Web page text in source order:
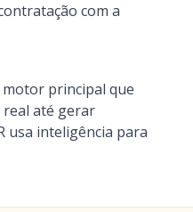
com a
motor principal que
real até gerar
usa inteligência para